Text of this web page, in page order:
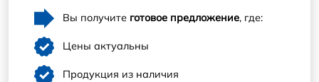
Вы получите готовое предложение, где:
Цены актуальны
Продукция из наличия